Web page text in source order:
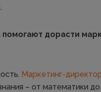
дорасти
Маркетинг-
– от математики